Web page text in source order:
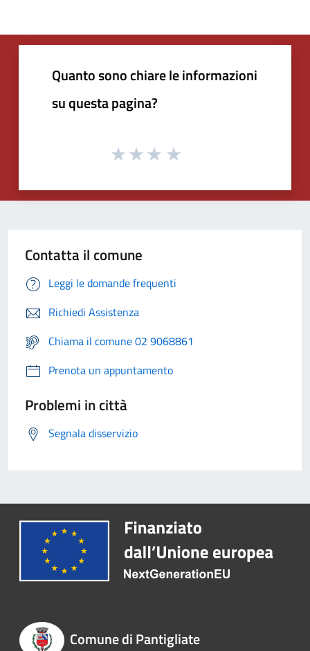
Quanto sono chiare le informazioni
su questa pagina?
Contatta il comune
Leggi le domande frequenti
Richiedi Assistenza
Chiama il comune 02 9068861
Prenota un appuntamento
Problemi in città
Segnala disservizio
Comune di Pantigliate